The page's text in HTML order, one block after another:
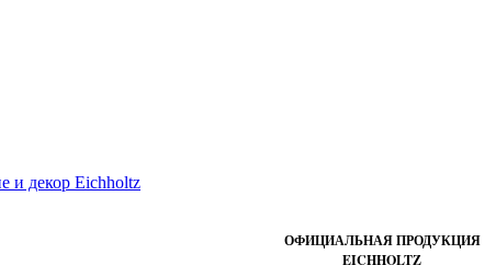
ОФИЦИАЛЬНАЯ ПРОДУКЦИЯ
EICHHOLTZ